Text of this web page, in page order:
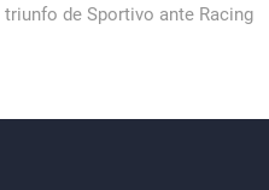
de Sportivo ante Racing